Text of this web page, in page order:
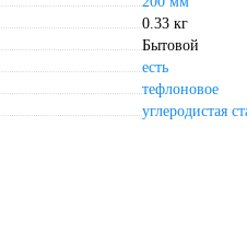
0.33 кг
Бытовой
есть
тефлоновое
углеродистая